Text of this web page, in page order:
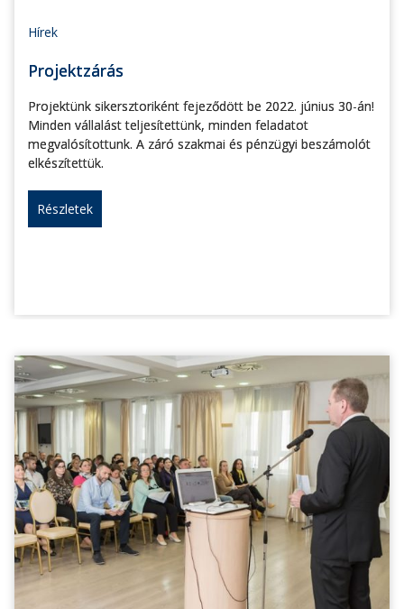
Hírek
Projektzárás
Projektünk sikersztoriként fejeződött be 2022. június 30-án!
Minden vállalást teljesítettünk, minden feladatot
megvalósítottunk. A záró szakmai és pénzügyi beszámolót
elkészítettük.
Részletek